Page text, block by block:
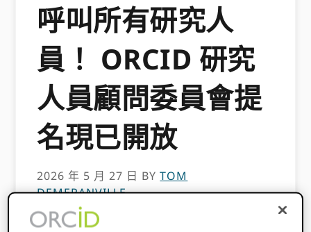
呼叫所有研究人
員！ ORCID 研究
人員顧問委員會提
名現已開放
2026 年 5 月 27 日 BYTOM
DEMERANVILLE